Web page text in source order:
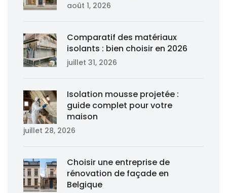
août 1, 2026
Comparatif des matériaux
isolants : bien choisir en 2026
juillet 31, 2026
Isolation mousse projetée :
guide complet pour votre
maison
juillet 28, 2026
Choisir une entreprise de
rénovation de façade en
Belgique